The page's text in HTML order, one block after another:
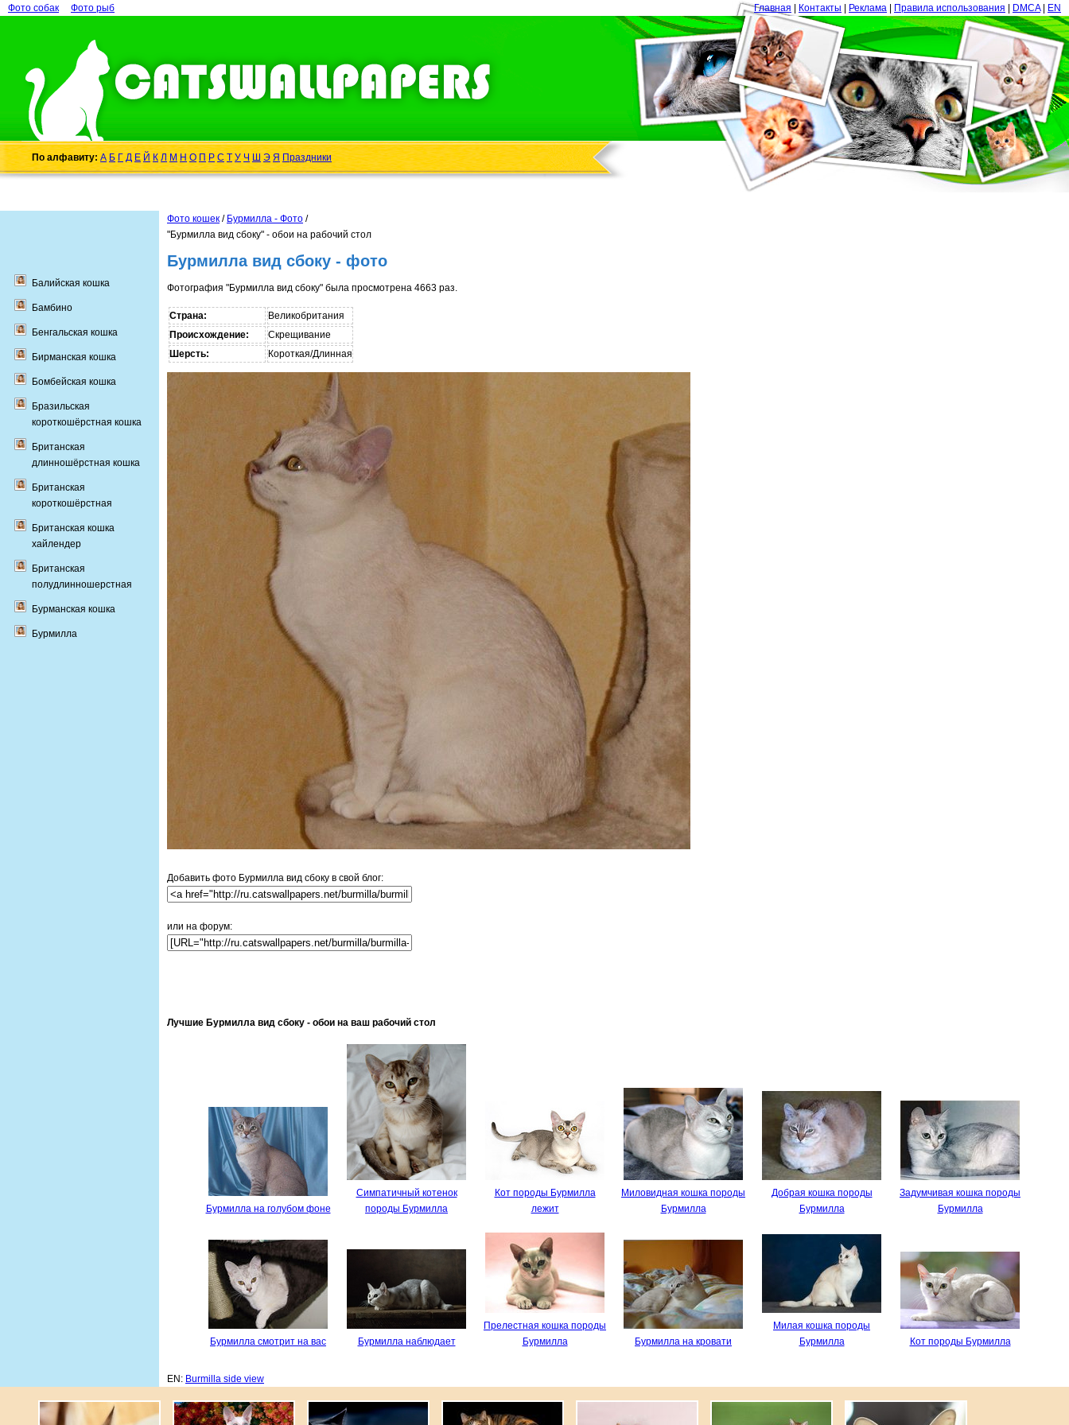
Главная Контакты Реклама Правила использования DMCA EN
Фото собак Фото рыб
По алфавиту: А Б Г Д Е Й К Л М Н О П Р С Т У Ч Ш Э Я Праздники
Фото кошек / Бурмилла - Фото /
"Бурмилла вид сбоку" - обои на рабочий стол
Бурмилла вид сбоку - фото
Фотография "Бурмилла вид сбоку" была просмотрена 4663 раз.
Страна:
Великобритания
Происхождение:
Скрещивание
Шерсть:
Короткая/Длинная
Добавить фото Бурмилла вид сбоку в свой блог:
или на форум:
Лучшие Бурмилла вид сбоку - обои на ваш рабочий стол
Бурмилла на голубом фоне
Симпатичный котенок
породы Бурмилла
Кот породы Бурмилла
лежит
Миловидная кошка породы
Бурмилла
Добрая кошка породы
Бурмилла
Задумчивая кошка породы
Бурмилла
Бурмилла смотрит на вас Бурмилла наблюдает
Прелестная кошка породы
Бурмилла
Бурмилла на кровати
Милая кошка породы
Бурмилла
Кот породы Бурмилла
EN: Burmilla side view
Балийская кошка
Бамбино
Бенгальская кошка
Бирманская кошка
Бомбейская кошка
Бразильская
короткошёрстная кошка
Британская
длинношёрстная кошка
Британская
короткошёрстная
Британская кошка
хайлендер
Британская
полудлинношерстная
Бурманская кошка
Бурмилла